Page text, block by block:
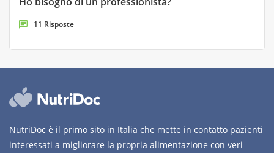
11 Risposte
NutriDoc è il primo sito in Italia che mette in contatto pazienti
interessati a migliorare la propria alimentazione con veri